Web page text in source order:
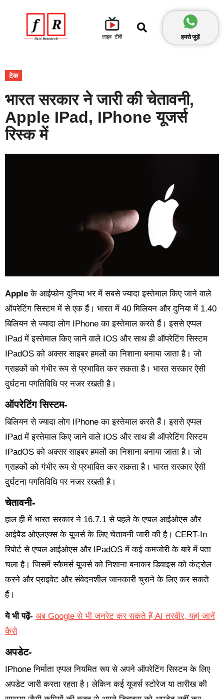
लाइव टीवी हमसे जुड़ें
टेक
भारत सरकार ने जारी की चेतावनी,
Apple IPad, IPhone यूजर्स
रिस्क में
Appleके आईफोन दुनिया भर में सबसे ज्यादा इस्तेमाल किए जाने वाले
ऑपरेटिंग सिस्टम में से एक हैं। भारत में 40 मिलियन और दुनिया में 1.40
बिलियन से ज्यादा लोग IPhone का इस्तेमाल करते हैं। इससे एप्पल
IPad में इस्तेमाल किए जाने वाले IOS और साथ ही ऑपरेटिंग सिस्टम
IPadOS को अक्सर साइबर हमलों का निशाना बनाया जाता है। जो
ग्राहकों को गंभीर रूप से प्रभावित कर सकता है। भारत सरकार ऐसी
दुर्घटना पगतिविधि पर नजर रखती है।
ऑपरेटिंग सिस्टम-
बिलियन से ज्यादा लोग IPhone का इस्तेमाल करते हैं। इससे एप्पल
IPad में इस्तेमाल किए जाने वाले IOS और साथ ही ऑपरेटिंग सिस्टम
IPadOS को अक्सर साइबर हमलों का निशाना बनाया जाता है। जो
ग्राहकों को गंभीर रूप से प्रभावित कर सकता है। भारत सरकार ऐसी
दुर्घटना पगतिविधि पर नजर रखती है।
चेतावनी-
हाल ही में भारत सरकार ने 16.7.1 से पहले के एप्पल आईओएस और
आईपैड ओएलएक्स के यूजर्स के लिए चेतावनी जारी की है। CERT-In
रिपोर्ट से एप्पल आईओएस और IPadOS में कई कमजोरी के बारे में पता
चला है। जिसमें स्कैमर्स यूजर्स को निशाना बनाकर डिवाइस को कंट्रोल
करने और प्राइवेट और संवेदनशील जानकारी चुराने के लिए कर सकते
हैं।
ये भी पढ़ें- अब Google से भी जनरेट कर सकते हैं AI तस्वीर, यहां जानें
कैसे
अपडेट-
IPhone निर्माता एप्पल नियमित रूप से अपने ऑपरेटिंग सिस्टम के लिए
अपडेट जारी करता रहता है। लेकिन कई यूजर्स स्टोरेज या तारीख की